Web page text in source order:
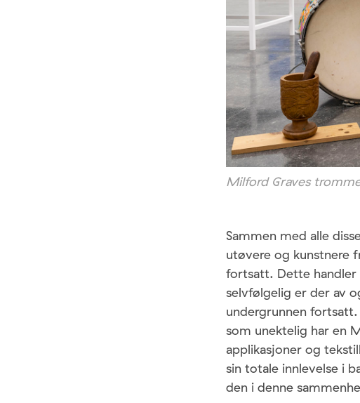
Milford Graves
Sammen med alle
utøvere og kunstnere
fortsatt. Dette handler
selvfølgelig er der av
undergrunnen
som unektelig har en
applikasjoner og
sin totale innlevelse i
den i denne